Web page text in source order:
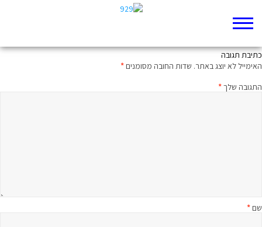
כתיבת תגובה
האימייל לא יוצג באתר. שדות החובה מסומנים*
התגובה שלך*
שם*